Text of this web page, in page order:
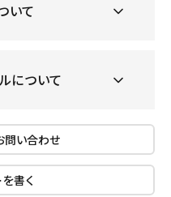
いて
について
問い合わせ
書く